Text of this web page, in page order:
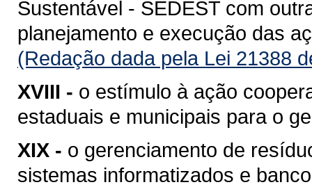
Sustentável - SEDEST com
planejamento e execução das
(Redação dada pela Lei 21388
XVIII - o estímulo à ação
estaduais e municipais para o
XIX - o gerenciamento de
sistemas informatizados e